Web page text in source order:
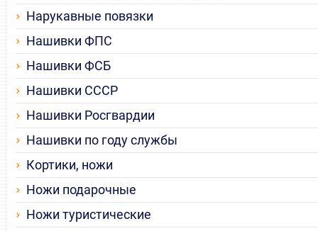
Нарукавные повязки
Нашивки ФПС
Нашивки ФСБ
Нашивки СССР
Нашивки Росгвардии
Нашивки по году службы
Кортики, ножи
Ножи подарочные
Ножи туристические